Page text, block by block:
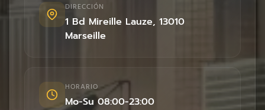
DIRECCIÓN
1 Bd Mireille Lauze, 13010
Marseille
HORARIO
Mo-Su 08:00-23:00